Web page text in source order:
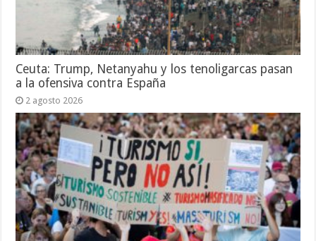
Ceuta: Trump, Netanyahu y los tenoligarcas pasan
a la ofensiva contra España
2 agosto 2026